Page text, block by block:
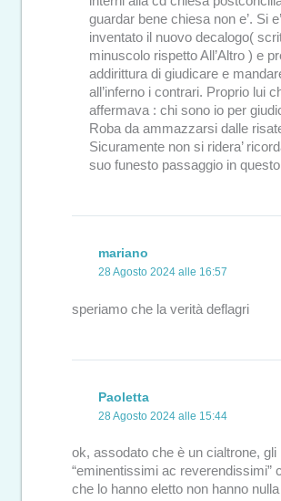
guardar bene chiesa non e’. Si
inventato il nuovo decalogo(
minuscolo rispetto All’Altro ) e
addirittura di giudicare e
all’inferno i contrari. Proprio lui
affermava : chi sono io per
Roba da ammazzarsi dalle
Sicuramente non si ridera’
suo funesto passaggio in
mariano
28 Agosto 2024 alle 16:57
speriamo che la verità deflagri
Paoletta
28 Agosto 2024 alle 15:44
ok, assodato che è un cialtrone, gli
“eminentissimi ac reverendissimi”
che lo hanno eletto non hanno